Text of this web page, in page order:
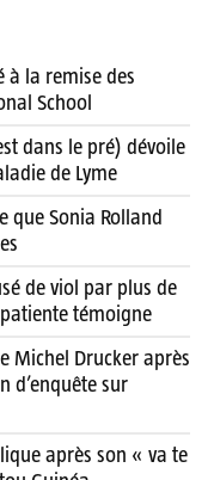
la remise des
School
dans le pré) dévoile
de Lyme
que Sonia Rolland
de viol par plus de
témoigne
Michel Drucker après
d’enquête sur
après son « va te